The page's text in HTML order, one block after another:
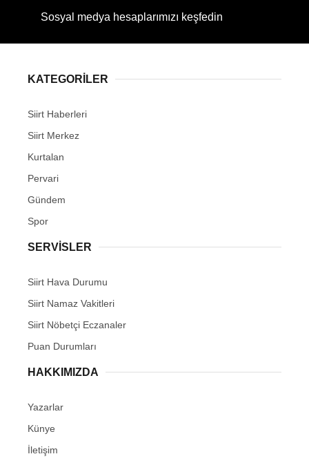
Sosyal medya hesaplarımızı keşfedin
KATEGORİLER
Siirt Haberleri
Siirt Merkez
Kurtalan
Pervari
Gündem
Spor
SERVİSLER
Siirt Hava Durumu
Siirt Namaz Vakitleri
Siirt Nöbetçi Eczanaler
Puan Durumları
HAKKIMIZDA
Yazarlar
Künye
İletişim